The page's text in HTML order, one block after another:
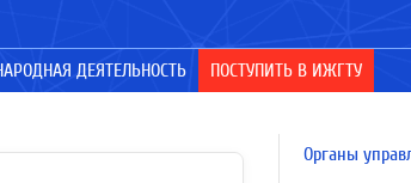
ДЕЯТЕЛЬНОСТЬ ПОСТУПИТЬ В ИЖГТУ
Органы